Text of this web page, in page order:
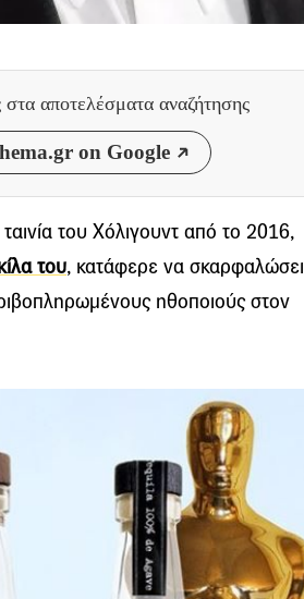
στα αποτελέσματα αναζήτησης
on Google
του Χόλιγουντ από το 2016,
του, κατάφερε να σκαρφαλώσει
ηθοποιούς στον